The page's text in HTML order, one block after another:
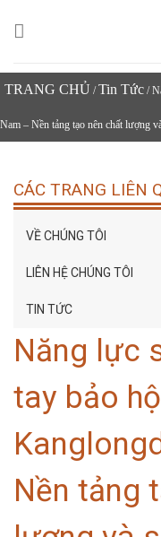
TRANG CHỦ /Tin Tức /
Nam – Nền tảng tạo nên chất lượng
CÁC TRANG LIÊN
VỀ CHÚNG TÔI
LIÊN HỆ CHÚNG TÔI
TIN TỨC
Năng lực
tay bảo
Nền tảng